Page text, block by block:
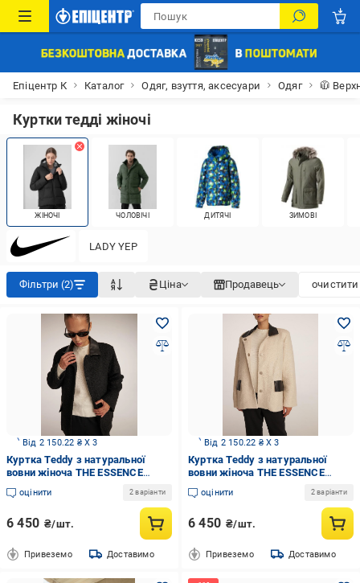
Епіцентр К Каталог Одяг, взуття, аксесуари Одяг 🧥
Куртки тедді жіночі
ЖІНОЧІ ЧОЛОВІЧІ ДИТЯЧІ ЗИМОВІ
LADY YEP
Фільтри (2) Ціна Продавець очистити
Від 2 150.22 ₴ X 3
Куртка Teddy з натуральної
вовни жіноча THE ESSENCE
чорна S
оцінити 2 варіанти
6 450 ₴/шт.
Привеземо Доставимо
Від 2 150.22 ₴ X 3
Куртка Teddy з натуральної
вовни жіноча THE ESSENCE
молочна S
оцінити 2 варіанти
6 450 ₴/шт.
Привеземо Доставимо